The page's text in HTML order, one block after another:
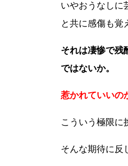
いやおうなしに
と共に感傷も覚
それは凄惨で残
ではないか。
惹かれていいの
こういう極限に
そんな期待に反